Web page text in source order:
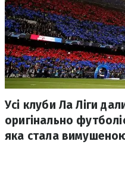
Усі клуби Ла Ліги
оригінально
яка стала